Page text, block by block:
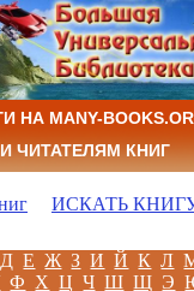
НА MANY-
ЧИТАТЕЛЯМ КНИГ
ИСКАТЬ
Д Е Ж З И Й К Л
Ф Х Ц Ч Ш Щ Э